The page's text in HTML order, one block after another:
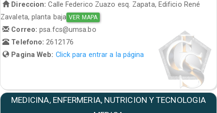
Direccion: Calle Federico Zuazo esq. Zapata, Edificio René
Zavaleta, planta baja VER MAPA
Correo:psa.fcs@umsa.bo
Telefono: 2612176
Pagina Web: Click para entrar a la página
MEDICINA, ENFERMERIA, NUTRICION Y TECNOLOGIA